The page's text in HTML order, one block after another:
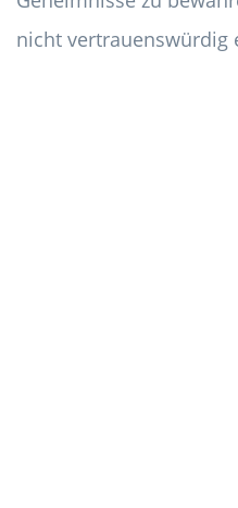
nicht vertrauenswürdig